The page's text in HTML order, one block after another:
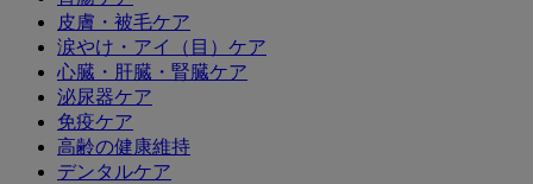
皮膚・被毛ケア
涙やけ・アイ（目）ケア
心臓・肝臓・腎臓ケア
泌尿器ケア
免疫ケア
高齢の健康維持
デンタルケア